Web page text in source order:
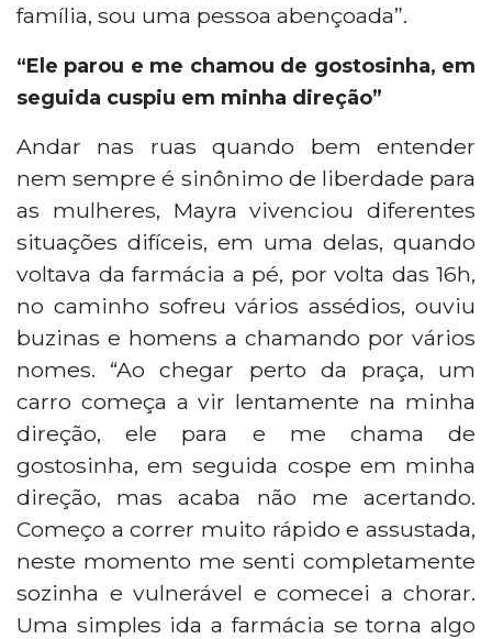
família, sou uma pessoa abençoada”.
“Ele parou e me chamou de gostosinha, em
seguida cuspiu em minha direção”
Andar nas ruas quando bem entender
nem sempre é sinônimo de liberdade para
as mulheres, Mayra vivenciou diferentes
situações difíceis, em uma delas, quando
voltava da farmácia a pé, por volta das 16h,
no caminho sofreu vários assédios, ouviu
buzinas e homens a chamando por vários
nomes. “Ao chegar perto da praça, um
carro começa a vir lentamente na minha
direção, ele para e me chama de
gostosinha, em seguida cospe em minha
direção, mas acaba não me acertando.
Começo a correr muito rápido e assustada,
neste momento me senti completamente
sozinha e vulnerável e comecei a chorar.
Uma simples ida a farmácia se torna algo